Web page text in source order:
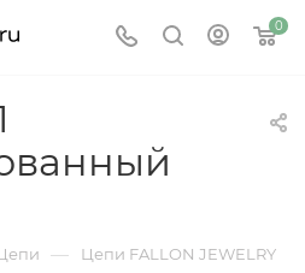
0
— Цепи FALLON JEWELRY